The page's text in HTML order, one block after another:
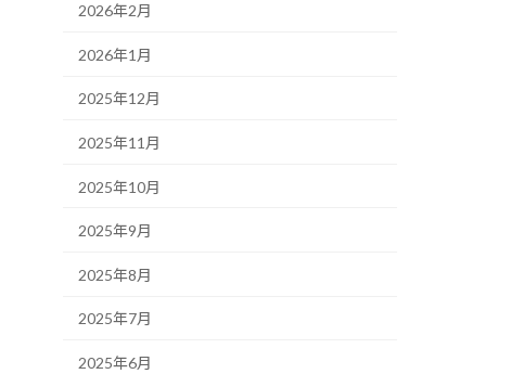
2026年2月
2026年1月
2025年12月
2025年11月
2025年10月
2025年9月
2025年8月
2025年7月
2025年6月